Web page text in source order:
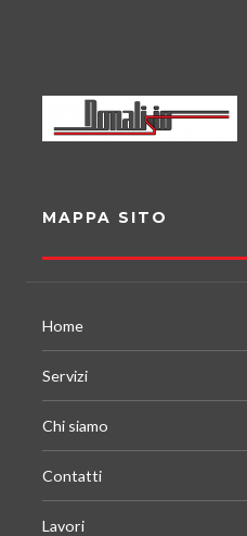
MAPPA SITO
Home
Servizi
Chi siamo
Contatti
Lavori